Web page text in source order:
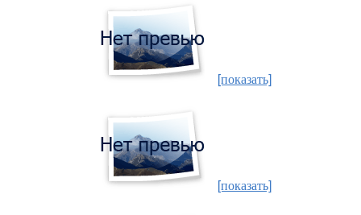
[показать]
[показать]